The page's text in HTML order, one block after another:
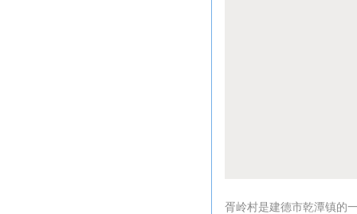
胥岭村是建德市乾潭镇的